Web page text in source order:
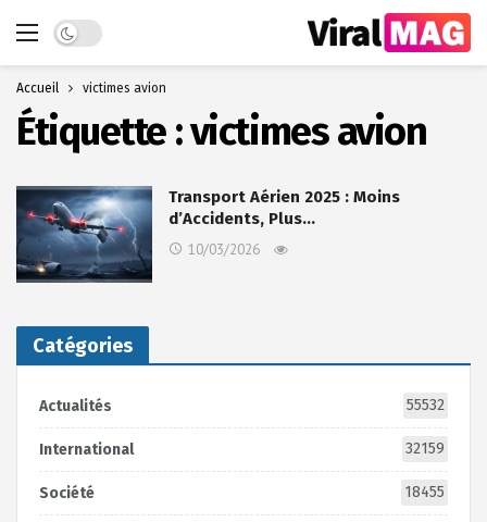
Dark mode
Accueil victimes avion
Étiquette :victimes avion
Transport Aérien 2025 : Moins
d’Accidents, Plus…
10/03/2026
Catégories
Actualités 55532
International 32159
Société 18455